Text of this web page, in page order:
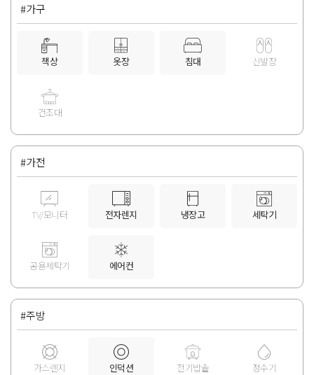
#가구
책상 옷장 침대 신발장
건조대
#가전
TV/모니터 전자렌지 냉장고 세탁기
공용세탁기 에어컨
#주방
가스렌지 인덕션 전기밥솥 정수기